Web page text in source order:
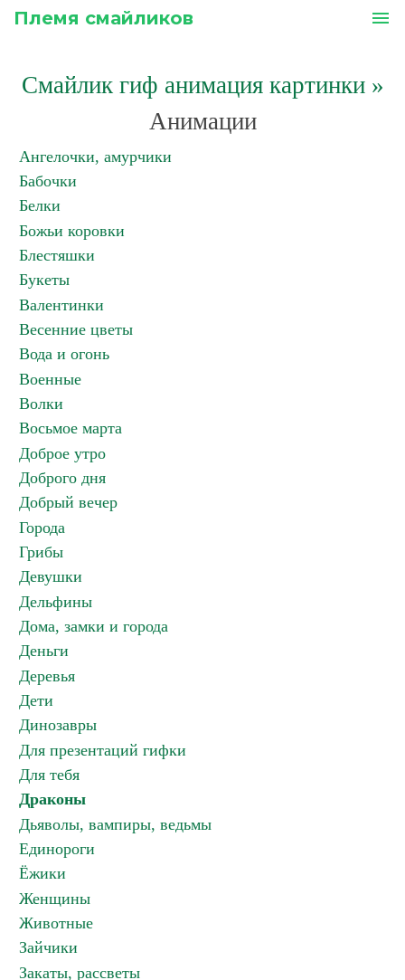
Племя смайликов menu
Смайлик гиф анимация картинки»
Анимации
Ангелочки, амурчики
Бабочки
Белки
Божьи коровки
Блестяшки
Букеты
Валентинки
Весенние цветы
Вода и огонь
Военные
Волки
Восьмое марта
Доброе утро
Доброго дня
Добрый вечер
Города
Грибы
Девушки
Дельфины
Дома, замки и города
Деньги
Деревья
Дети
Динозавры
Для презентаций гифки
Для тебя
Драконы
Дьяволы, вампиры, ведьмы
Единороги
Ёжики
Женщины
Животные
Зайчики
Закаты, рассветы